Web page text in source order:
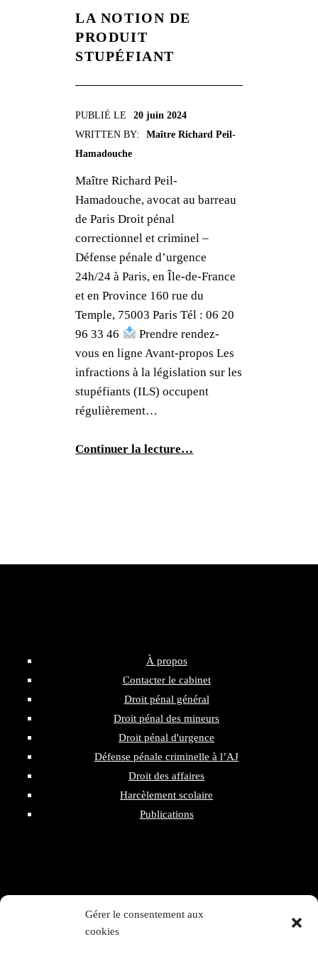
Gérer le consentement aux
cookies
LA NOTION DE
PRODUIT
STUPÉFIANT
PUBLIÉ LE
20 juin 2024
WRITTEN BY:
Maître Richard Peil-
Hamadouche
Maître Richard Peil-
Hamadouche, avocat au barreau
de Paris Droit pénal
correctionnel et criminel –
Défense pénale d’urgence
24h/24 à Paris, en Île-de-France
et en Province 160 rue du
Temple, 75003 Paris Tél : 06 20
96 33 46
Prendre rendez-
vous en ligne Avant-propos Les
infractions à la législation sur les
stupéfiants (ILS) occupent
régulièrement…
Continuer la lecture…
À propos
Contacter le cabinet
Droit pénal général
Droit pénal des mineurs
Droit pénal d'urgence
Défense pénale criminelle à l’AJ
Droit des affaires
Harcèlement scolaire
Publications
160 rue du Temple